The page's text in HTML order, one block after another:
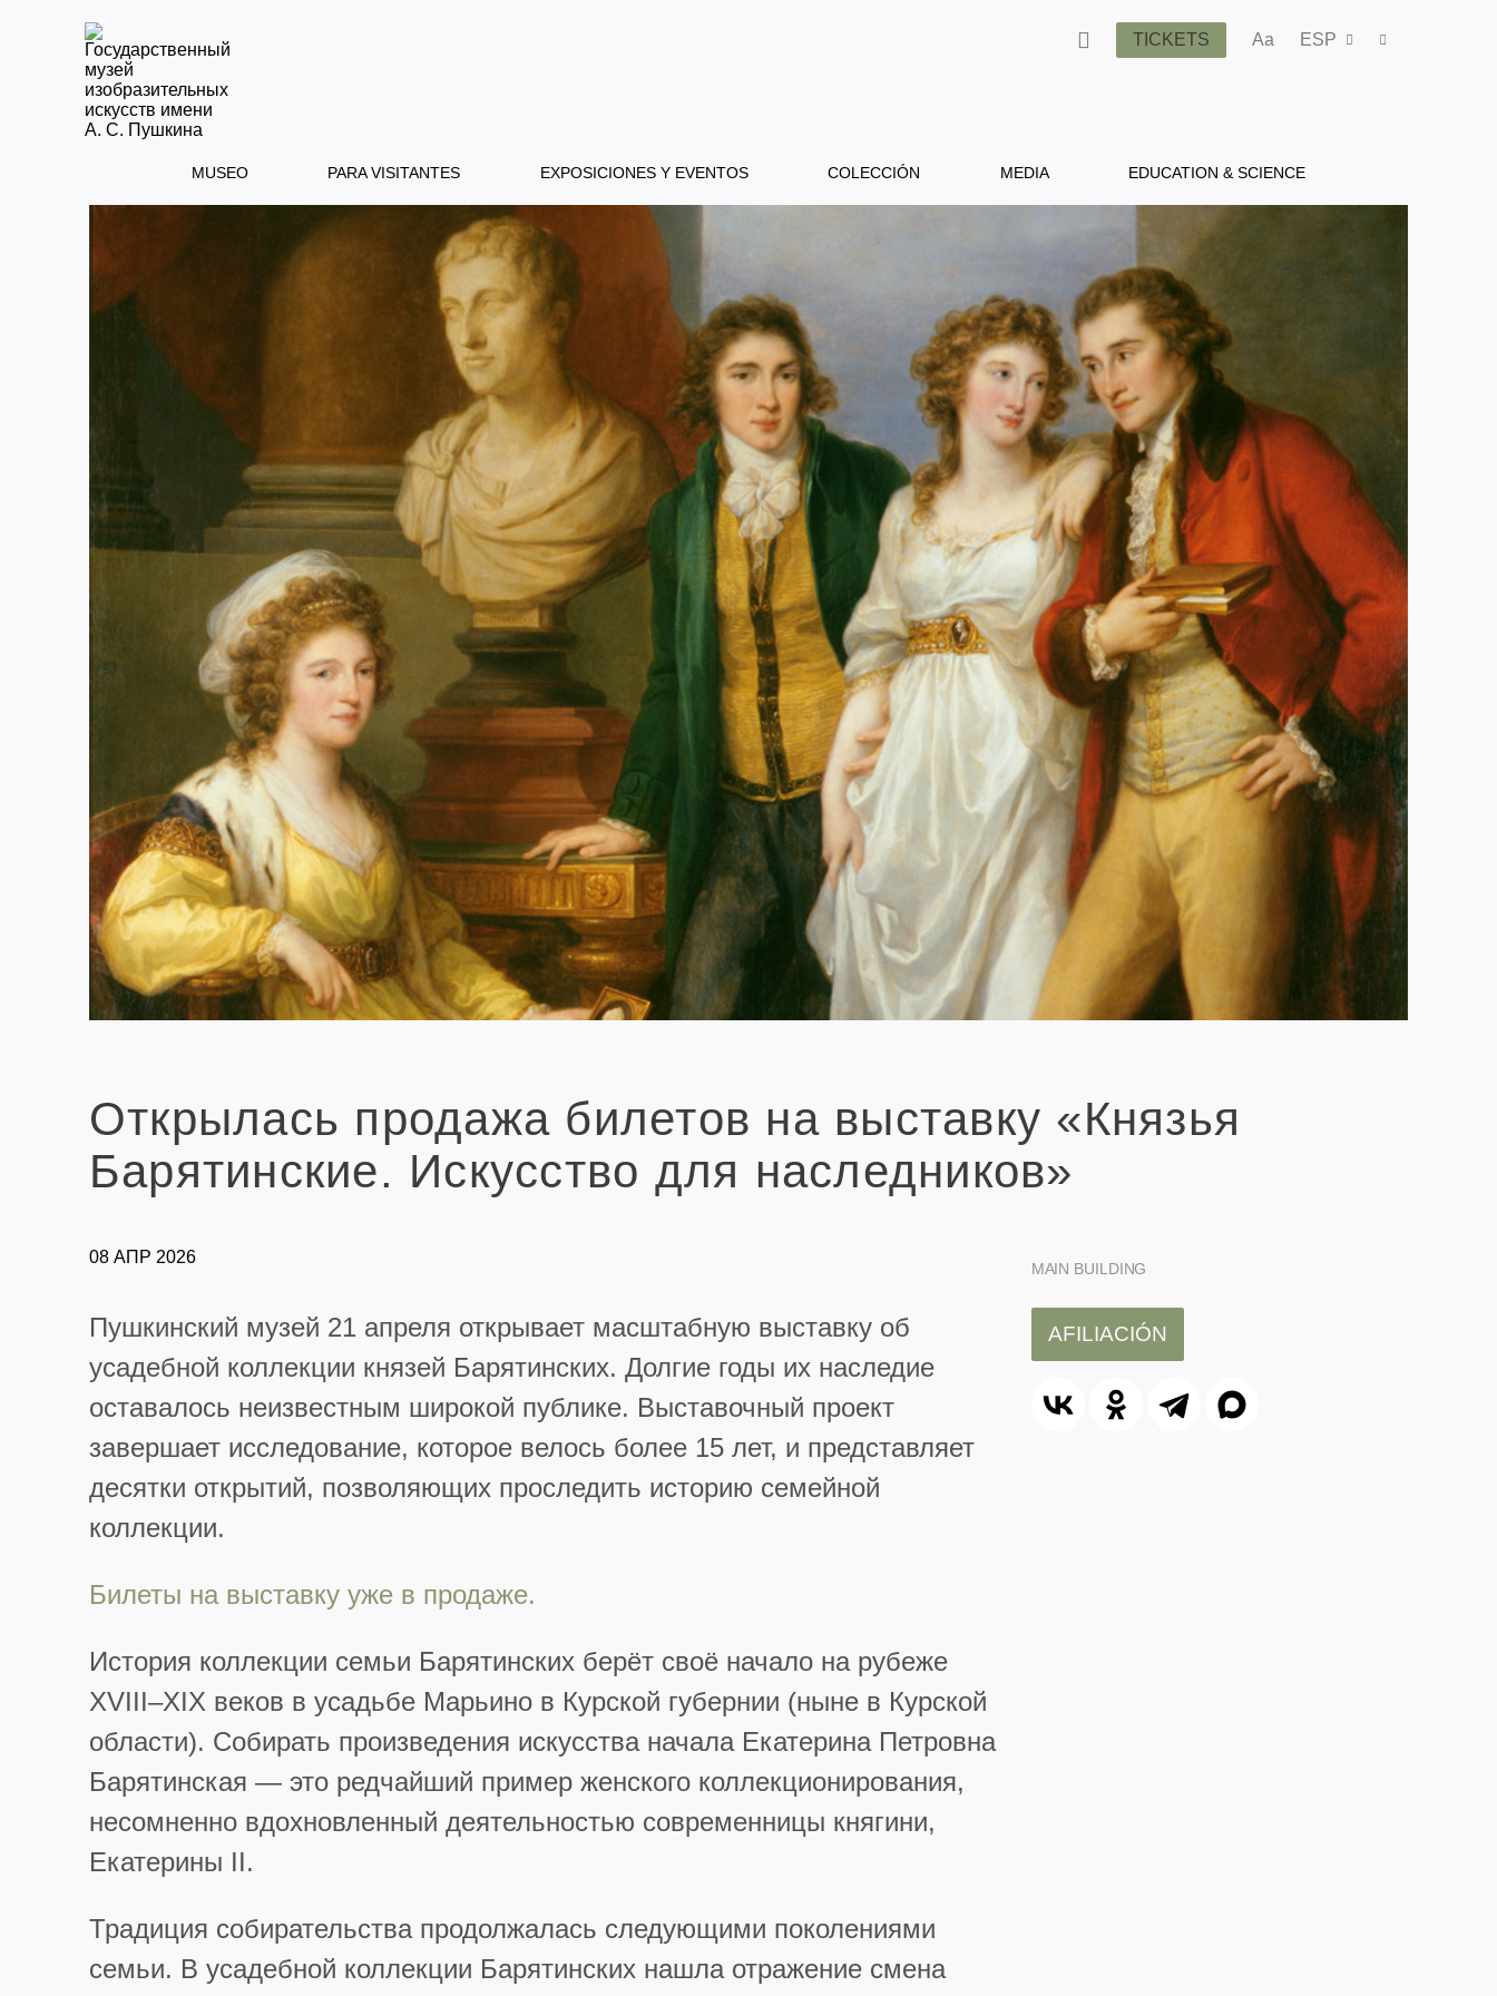
TICKETS Aa ESP
MUSEO PARA VISITANTES EXPOSICIONES Y EVENTOS COLECCIÓN MEDIA EDUCATION & SCIENCE
Открылась продажа билетов на выставку «Князья
Барятинские. Искусство для наследников»
08 АПР 2026
Пушкинский музей 21 апреля открывает масштабную выставку об
усадебной коллекции князей Барятинских. Долгие годы их наследие
оставалось неизвестным широкой публике. Выставочный проект
завершает исследование, которое велось более 15 лет, и представляет
десятки открытий, позволяющих проследить историю семейной
коллекции.
Билеты на выставку уже в продаже.
История коллекции семьи Барятинских берёт своё начало на рубеже
XVIII–XIX веков в усадьбе Марьино в Курской губернии (ныне в Курской
области). Собирать произведения искусства начала Екатерина Петровна
Барятинская — это редчайший пример женского коллекционирования,
несомненно вдохновленный деятельностью современницы княгини,
Екатерины II.
Традиция собирательства продолжалась следующими поколениями
семьи. В усадебной коллекции Барятинских нашла отражение смена
MAIN BUILDING
AFILIACIÓN